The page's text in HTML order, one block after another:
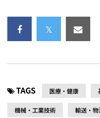
TAGS 医療・健康
機械・工業技術 輸送・